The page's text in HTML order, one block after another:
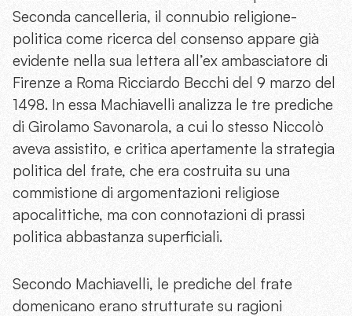
Seconda cancelleria, il connubio religione-
politica come ricerca del consenso appare già
evidente nella sua lettera all’ex ambasciatore di
Firenze a Roma Ricciardo Becchi del 9 marzo del
1498. In essa Machiavelli analizza le tre prediche
di Girolamo Savonarola, a cui lo stesso Niccolò
aveva assistito, e critica apertamente la strategia
politica del frate, che era costruita su una
commistione di argomentazioni religiose
apocalittiche, ma con connotazioni di prassi
politica abbastanza superficiali.
Secondo Machiavelli, le prediche del frate
domenicano erano strutturate su ragioni